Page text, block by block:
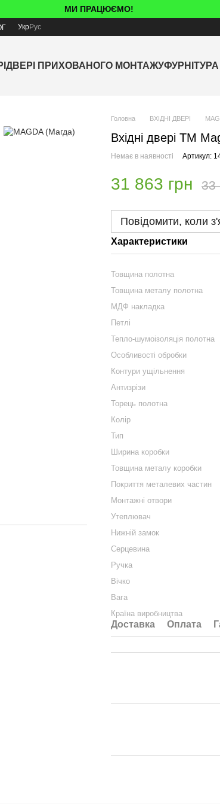
МИ ПРАЦЮЄМО!
УкрРус
ДВЕРІ ПРИХОВАНОГО МОНТАЖУ
Головна ВХІДНІ ДВЕРІ
Вхідні двері ТМ
Немає в наявності Артикул:
31 863 грн 33
Повідомити, коли
Характеристики
Товщина полотна
Товщина металу полотна
МДФ накладка
Петлі
Тепло-шумоізоляція полотна
Особливості обробки
Контури ущільнення
Антизрізи
Торець полотна
Колір
Тип
Ширина коробки
Товщина металу коробки
Покриття металевих частин
Монтажні отвори
Утеплювач
Нижній замок
Серцевина
Ручка
Вічко
Вага
Країна виробництва
Доставка Оплата